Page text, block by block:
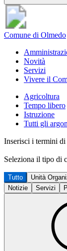
Comune di Olmedo
Novità
Servizi
Vivere il
Agricoltura
Tempo libero
Istruzione
Tutti gli
Inserisci i termini di
Seleziona il tipo di
Tutto Unità
Notizie
Servizi